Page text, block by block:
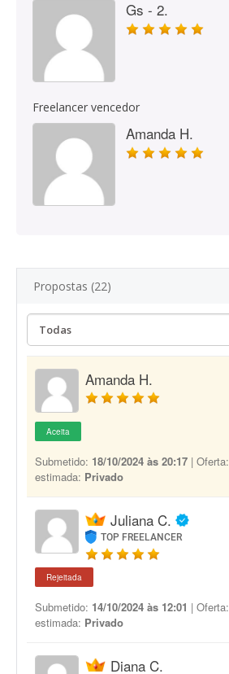
Gs - 2.
Freelancer vencedor
Amanda H.
Propostas (22)
Amanda H.
Aceita
Submetido: 18/10/2024 às 20:17 | Oferta:
estimada: Privado
Juliana C.
TOP FREELANCER
Rejeitada
Submetido: 14/10/2024 às 12:01 | Oferta:
estimada: Privado
Diana C.